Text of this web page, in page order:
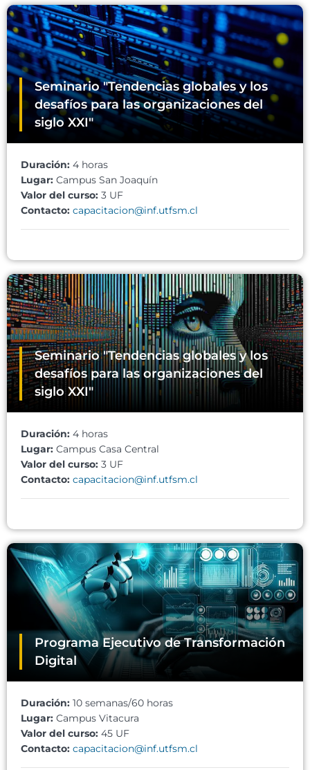
Seminario "Tendencias globales y los
desafíos para las organizaciones del
siglo XXI"
Duración: 4 horas
Lugar: Campus San Joaquín
Valor del curso: 3 UF
Contacto: capacitacion@inf.utfsm.cl
Seminario "Tendencias globales y los
desafíos para las organizaciones del
siglo XXI"
Duración: 4 horas
Lugar: Campus Casa Central
Valor del curso: 3 UF
Contacto: capacitacion@inf.utfsm.cl
Programa Ejecutivo de Transformación
Digital
Duración: 10 semanas/60 horas
Lugar: Campus Vitacura
Valor del curso: 45 UF
Contacto: capacitacion@inf.utfsm.cl